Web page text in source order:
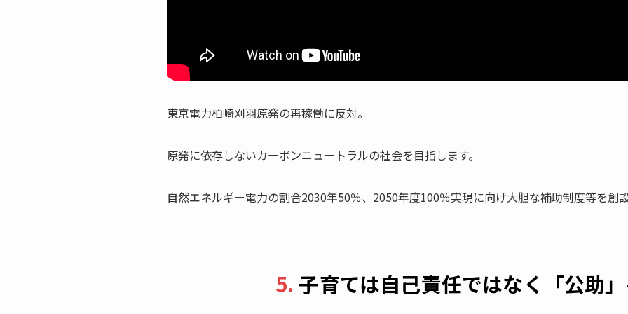
東京電力柏崎刈羽原発の再稼働に反対。
原発に依存しないカーボンニュートラルの社会を目指します。
自然エネルギー電力の割合2030年50％、2050年度100％実現に向け大胆な補助制度等を創設
5. 子育ては自己責任ではなく「公助」